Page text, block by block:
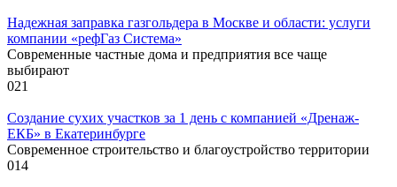
Надежная заправка газгольдера в Москве и области: услуги
компании «рефГаз Система»
Современные частные дома и предприятия все чаще
выбирают
021
Создание сухих участков за 1 день с компанией «Дренаж-
ЕКБ» в Екатеринбурге
Современное строительство и благоустройство территории
014